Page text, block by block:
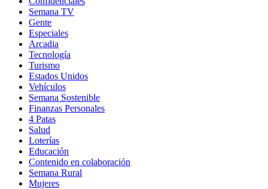
Semana TV
Gente
Especiales
Arcadia
Tecnología
Turismo
Estados Unidos
Vehículos
Semana Sostenible
Finanzas Personales
4 Patas
Salud
Loterías
Educación
Contenido en colaboración
Semana Rural
Mujeres